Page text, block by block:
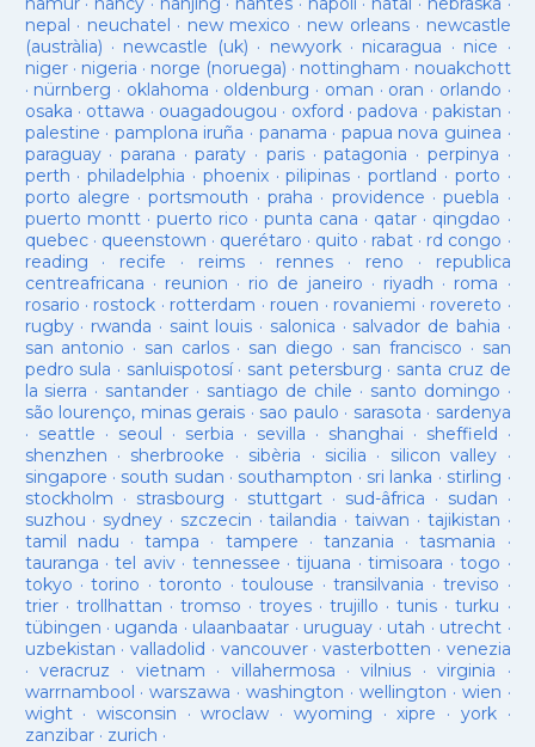
nepal · neuchatel · new mexico · new orleans· newcastle
(austràlia) · newcastle (uk) · newyork· nicaragua · nice ·
niger· nigeria · norge (noruega) · nottingham · nouakchott
· nürnberg · oklahoma · oldenburg · oman · oran · orlando ·
osaka · ottawa · ouagadougou · oxford ·padova ·pakistan ·
palestine · pamplona iruña · panama · papua nova guinea ·
paraguay· parana ·paraty · paris·patagonia · perpinya ·
perth ·philadelphia · phoenix·pilipinas ·portland · porto ·
porto alegre ·portsmouth ·praha · providence ·puebla ·
puerto montt· puerto rico ·punta cana · qatar · qingdao ·
quebec· queenstown · querétaro · quito · rabat · rd congo ·
reading · recife · reims· rennes · reno · republica
centreafricana · reunion · rio de janeiro · riyadh · roma ·
rosario · rostock · rotterdam · rouen · rovaniemi · rovereto ·
rugby· rwanda · saint louis · salonica · salvador de bahia ·
san antonio · san carlos· san diego · san francisco · san
pedro sula · sanluispotosí· sant petersburg · santa cruz de
la sierra · santander · santiago de chile · santo domingo ·
são lourenço, minas gerais · sao paulo · sarasota · sardenya
· seattle · seoul · serbia · sevilla · shanghai · sheffield ·
shenzhen · sherbrooke · sibèria · sicilia · silicon valley ·
singapore · south sudan · southampton · sri lanka · stirling ·
stockholm · strasbourg · stuttgart· sud-âfrica · sudan ·
suzhou · sydney · szczecin ·tailandia ·taiwan · tajikistan ·
tamil nadu ·tampa · tampere · tanzania ·tasmania ·
tauranga ·tel aviv· tennessee ·tijuana ·timisoara ·togo ·
tokyo ·torino ·toronto ·toulouse ·transilvania ·treviso ·
trier· trollhattan · tromso · troyes·trujillo ·tunis ·turku ·
tübingen · uganda · ulaanbaatar · uruguay · utah · utrecht ·
uzbekistan · valladolid · vancouver· vasterbotten · venezia
· veracruz · vietnam · villahermosa ·vilnius ·virginia ·
warrnambool ·warszawa ·washington · wellington · wien ·
wight· wisconsin ·wroclaw · wyoming ·xipre · york·
zanzibar· zurich ·